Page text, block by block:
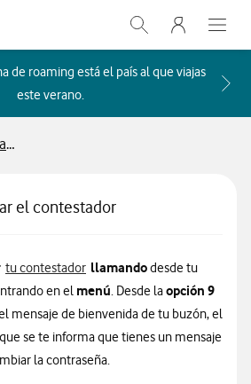
Abrir buscador.
Menu
Abre
de roaming está el país al que viajas
este verano. Acceder a la FAQ Qué
Opciones de llamada y voz
el contestador
tu contestador llamandodesde tu
en el menú. Desde laopción 9
mensaje de bienvenida de tu buzón, el
se te informa que tienes un mensaje
la contraseña.